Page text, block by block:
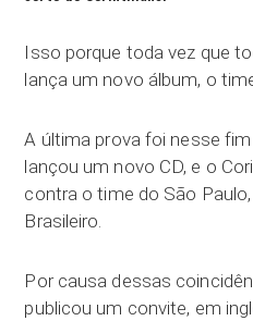
Isso porque toda vez que
lança um novo álbum, o
A última prova foi nesse
lançou um novo CD, e o
contra o time do São
Brasileiro.
Por causa dessas
publicou um convite, em